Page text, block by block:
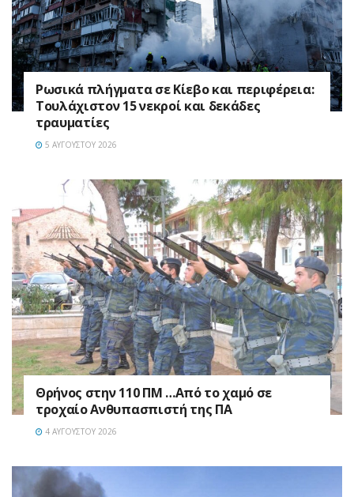
Ρωσικά πλήγματα σε Κίεβο και περιφέρεια:
Τουλάχιστον 15 νεκροί και δεκάδες
τραυματίες
5 ΑΥΓΟΎΣΤΟΥ 2026
Θρήνος στην 110 ΠΜ …Από το χαμό σε
τροχαίο Ανθυπασπιστή της ΠΑ
4 ΑΥΓΟΎΣΤΟΥ 2026